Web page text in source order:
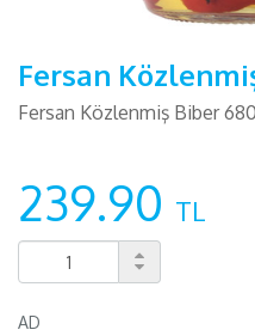
Fersan
Fersan Közlenmiş Biber
239.90 TL
AD